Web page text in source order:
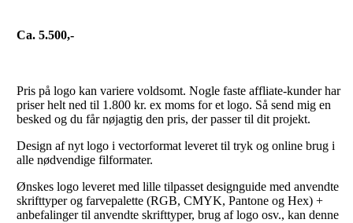
Ca. 5.500,-
Pris på logo kan variere voldsomt. Nogle faste affliate-kunder har
priser helt ned til 1.800 kr. ex moms for et logo. Så send mig en
besked og du får nøjagtig den pris, der passer til dit projekt.
Design af nyt logo i vectorformat leveret til tryk og online brug i
alle nødvendige filformater.
Ønskes logo leveret med lille tilpasset designguide med anvendte
skrifttyper og farvepalette (RGB, CMYK, Pantone og Hex) +
anbefalinger til anvendte skrifttyper, brug af logo osv., kan denne